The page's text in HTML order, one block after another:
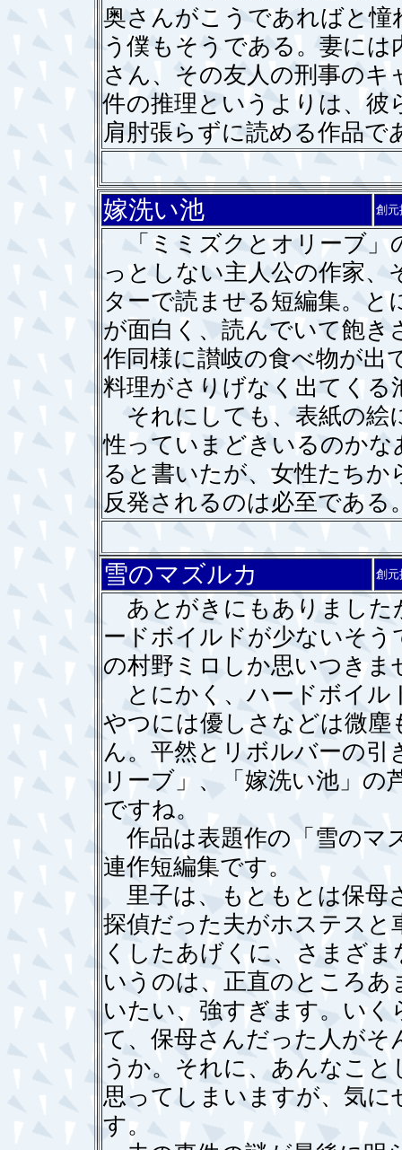
奥さんがこうであればと
う僕もそうである。妻に
さん、その友人の刑事の
件の推理というよりは、彼
肩肘張らずに読める作品で
嫁洗い池 創元
「ミミズクとオリーブ」
っとしない主人公の作家
ターで読ませる短編集。と
が面白く、読んでいて飽き
作同様に讃岐の食べ物が出
料理がさりげなく出てくる
それにしても、表紙の絵
性っていまどきいるのか
ると書いたが、女性たちか
反発されるのは必至である
雪のマズルカ 創元
あとがきにもありました
ードボイルドが少ないそう
の村野ミロしか思いつきま
とにかく、ハードボイル
やつには優しさなどは微
ん。平然とリボルバーの
リーブ」、「嫁洗い池」
ですね。
作品は表題作の「雪のマ
連作短編集です。
里子は、もともとは保母
探偵だった夫がホステスと
くしたあげくに、さまざ
いうのは、正直のところ
いたい、強すぎます。い
て、保母さんだった人がそ
うか。それに、あんなこ
思ってしまいますが、気
す。